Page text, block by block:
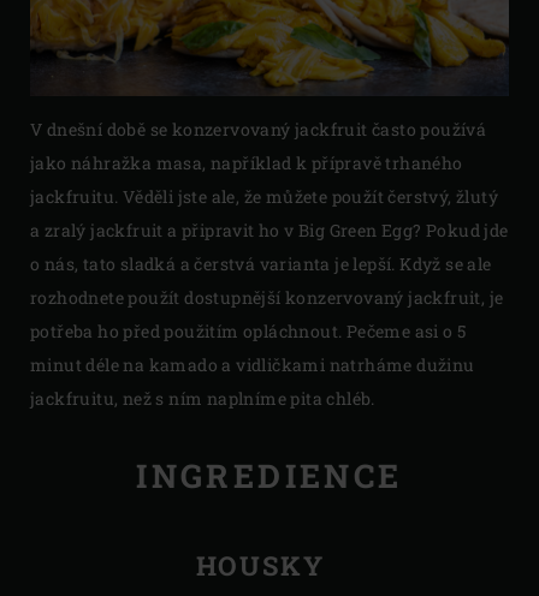
V dnešní době se konzervovaný jackfruit často používá
jako náhražka masa, například k přípravě trhaného
jackfruitu. Věděli jste ale, že můžete použít čerstvý, žlutý
a zralý jackfruit a připravit ho v Big Green Egg? Pokud jde
o nás, tato sladká a čerstvá varianta je lepší. Když se ale
rozhodnete použít dostupnější konzervovaný jackfruit, je
potřeba ho před použitím opláchnout. Pečeme asi o 5
minut déle na kamado a vidličkami natrháme dužinu
jackfruitu, než s ním naplníme pita chléb.
INGREDIENCE
HOUSKY